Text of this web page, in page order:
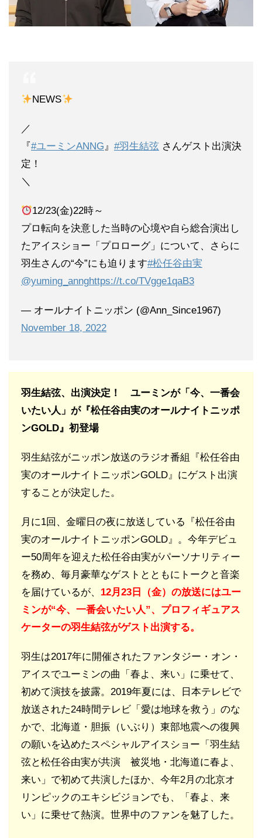
NEWS
／
『#ユーミンANNG』 #羽生結弦 さんゲスト出演決
定！
＼
12/23(金)22時～
プロ転向を決意した当時の心境や自ら総合演出し
たアイスショー「プロローグ」について、さらに
羽生さんの“今”にも迫ります#松任谷由実
@yuming_annghttps://t.co/TVgge1qaB3
— オールナイトニッポン (@Ann_Since1967)
November 18, 2022
羽生結弦、出演決定！ ユーミンが「今、一番会
いたい人」が『松任谷由実のオールナイトニッポ
ンGOLD』初登場
羽生結弦がニッポン放送のラジオ番組『松任谷由
実のオールナイトニッポンGOLD』にゲスト出演
することが決定した。
月に1回、金曜日の夜に放送している『松任谷由
実のオールナイトニッポンGOLD』。今年デビュ
ー50周年を迎えた松任谷由実がパーソナリティー
を務め、毎月豪華なゲストとともにトークと音楽
を届けているが、 12月23日（金）の放送にはユー
ミンが“今、一番会いたい人”、プロフィギュアス
ケーターの羽生結弦がゲスト出演する。
羽生は2017年に開催されたファンタジー・オン・
アイスでユーミンの曲「春よ、来い」に乗せて、
初めて演技を披露。2019年夏には、日本テレビで
放送された24時間テレビ「愛は地球を救う」のな
かで、北海道・胆振（いぶり）東部地震への復興
の願いを込めたスペシャルアイスショー「羽生結
弦と松任谷由実が共演 被災地・北海道に春よ、
来い」で初めて共演したほか、今年2月の北京オ
リンピックのエキシビジョンでも、「春よ、来
い」に乗せて熱演。世界中のファンを魅了した。